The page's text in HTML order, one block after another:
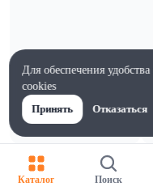
Характеристики
Ширина, мм
Каталог Поиск
Для обеспечения
cookies
Принять
Отказаться